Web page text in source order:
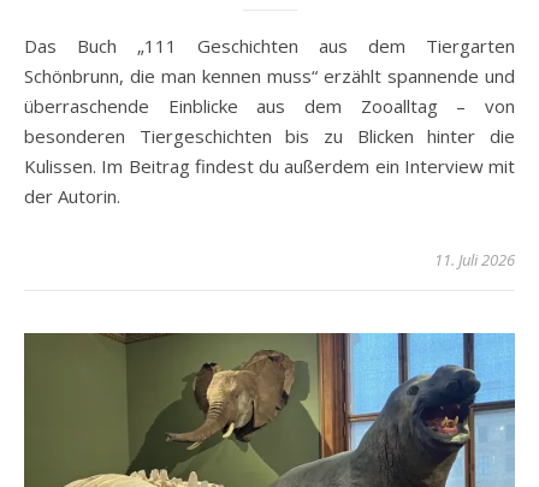
Das Buch „111 Geschichten aus dem Tiergarten
Schönbrunn, die man kennen muss“ erzählt spannende und
überraschende Einblicke aus dem Zooalltag – von
besonderen Tiergeschichten bis zu Blicken hinter die
Kulissen. Im Beitrag findest du außerdem ein Interview mit
der Autorin.
11. Juli 2026